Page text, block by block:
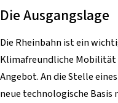
Die Ausgangslage
Die Rheinbahn ist ein
Klimafreundliche
Angebot. An die Stelle
neue technologische